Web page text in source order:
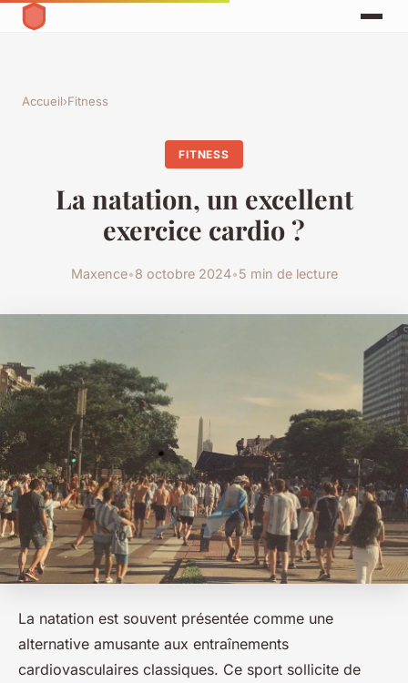
Accueil›Fitness
FITNESS
La natation, un excellent
exercice cardio ?
Maxence•8 octobre 2024•5 min de lecture
La natation est souvent présentée comme une
alternative amusante aux entraînements
cardiovasculaires classiques. Ce sport sollicite de